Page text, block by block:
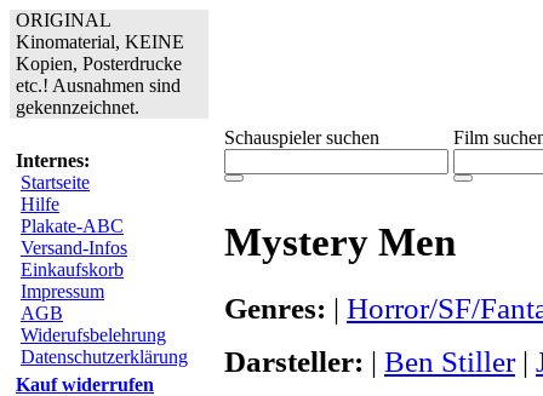
ORIGINAL
Kinomaterial, KEINE
Kopien, Posterdrucke
etc.! Ausnahmen sind
gekennzeichnet.
Internes:
Startseite
Hilfe
Plakate-ABC
Versand-Infos
Einkaufskorb
Impressum
AGB
Widerufsbelehrung
Datenschutzerklärung
Kauf widerrufen
Schauspieler suchen Film
Mystery Men
Genres: | Horror/SF/
Darsteller: | Ben Stiller|